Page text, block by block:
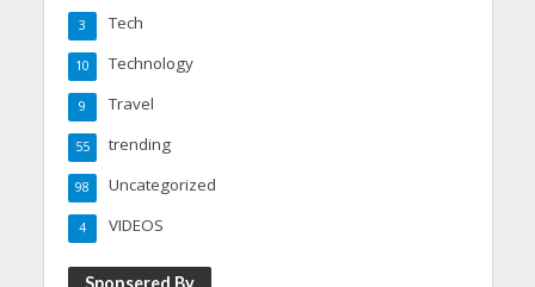
Tech
3
Technology
10
Travel
9
trending
55
Uncategorized
98
VIDEOS
4
Sponsered By